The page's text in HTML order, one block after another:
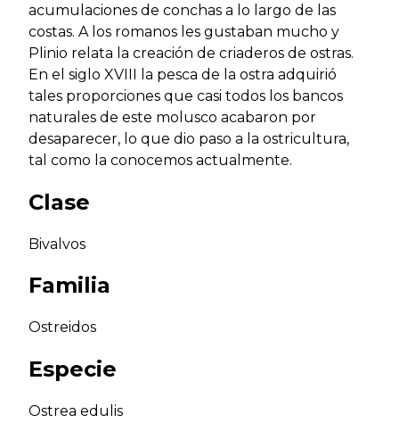
acumulaciones de conchas a lo largo de las
costas. A los romanos les gustaban mucho y
Plinio relata la creación de criaderos de ostras.
En el siglo XVIII la pesca de la ostra adquirió
tales proporciones que casi todos los bancos
naturales de este molusco acabaron por
desaparecer, lo que dio paso a la ostricultura,
tal como la conocemos actualmente.
Clase
Bivalvos
Familia
Ostreidos
Especie
Ostrea edulis